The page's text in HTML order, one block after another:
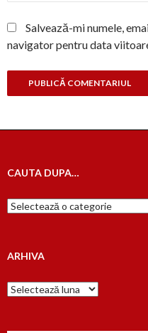
Salvează-mi numele,
navigator pentru data
CAUTA DUPA…
Cauta
dupa…
ARHIVA
Arhiva